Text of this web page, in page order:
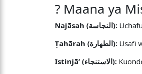
? Maana ya
Najāsah (النجاسة):
Ṭahārah (الطهارة): Usafi
Istinjāʼ (الاستنجاء):